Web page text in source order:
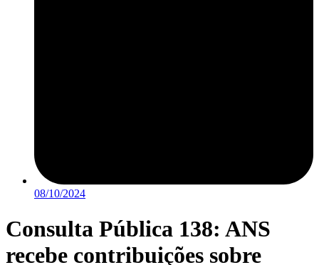
08/10/2024
Consulta Pública 138: ANS
recebe contribuições sobre